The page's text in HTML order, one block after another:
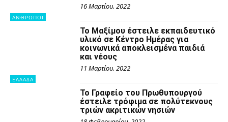
ΑΝΘΡΩΠΟΙ
16 Μαρτίου, 2022
ΕΛΛΑΔΑ
Το Μαξίμου έστειλε εκπαιδευτικό
υλικό σε Κέντρο Ημέρας για
κοινωνικά αποκλεισμένα παιδιά
και νέους
11 Μαρτίου, 2022
Το Γραφείο του Πρωθυπουργού
έστειλε τρόφιμα σε πολύτεκνους
τριών ακριτικών νησιών